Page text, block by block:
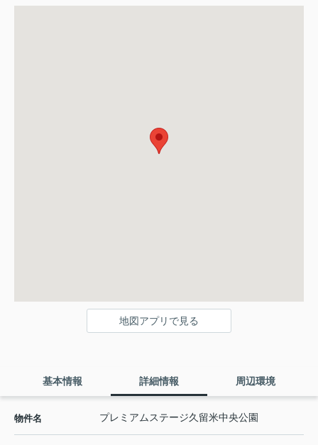
地図アプリで見る
基本情報 詳細情報 周辺環境
物件名 プレミアムステージ久留米中央公園